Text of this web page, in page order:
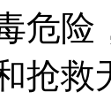
危险
抢救